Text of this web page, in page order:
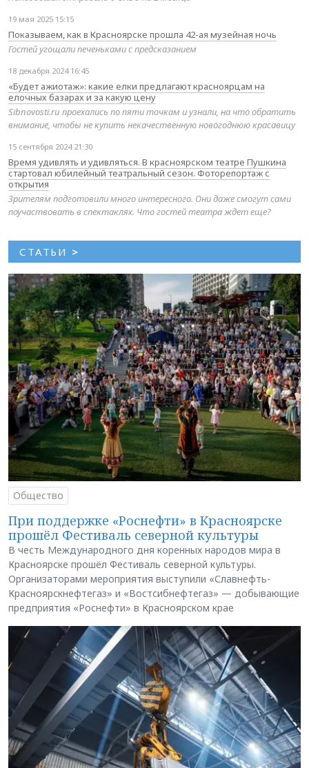
19 мая 2025 15:15
Показываем, как в Красноярске прошла 42-ая музейная ночь
Гостей угощали печеньками с предсказанием
18 декабря 2024 16:45
«Будет ажиотаж»: какие елки предлагают красноярцам на
елочных базарах и за какую цену
Sibnovosti.ru проехались по пяти точкам и узнали, на что обратить
внимание, чтобы не купить некачественную новогоднюю красавицу
15 сентября 2024 21:30
Время удивлять и удивляться. В красноярском театре Пушкина
стартовал юбилейный театральный сезон. Фоторепортаж с
открытия
Зрителям подготовили много интересного. Они даже смогут сами
поучаствовать в спектаклях. Что гостей театра ждет еще?
СТАТЬИ >
Общество
При поддержке «Роснефти» в Красноярске
прошёл Фестиваль северной культуры
В честь Международного дня коренных народов мира в
Красноярске прошёл Фестиваль северной культуры.
Организаторами мероприятия выступили «Славнефть-
Красноярскнефтегаз» и «Востсибнефтегаз» — добывающие
предприятия «Роснефти» в Красноярском крае